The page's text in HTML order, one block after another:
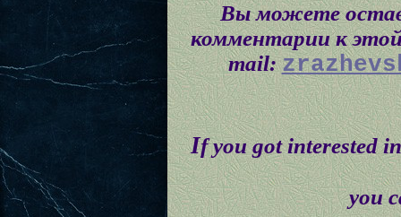
Вы можете
комментарии к
mail:
If you got interested
you